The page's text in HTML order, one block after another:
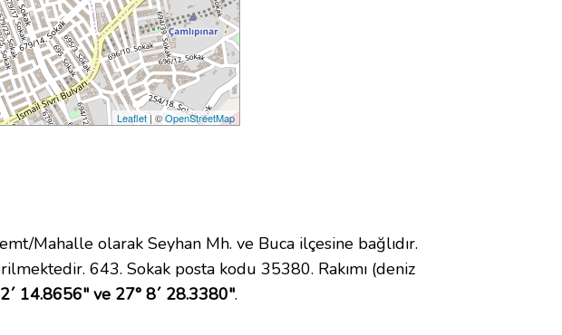
Leaflet| ©OpenStreetMap
Mahalle olarak Seyhan Mh. ve Buca ilçesine bağlıdır.
643. Sokak posta kodu 35380. Rakımı (deniz
14.8656" ve 27° 8´ 28.3380".